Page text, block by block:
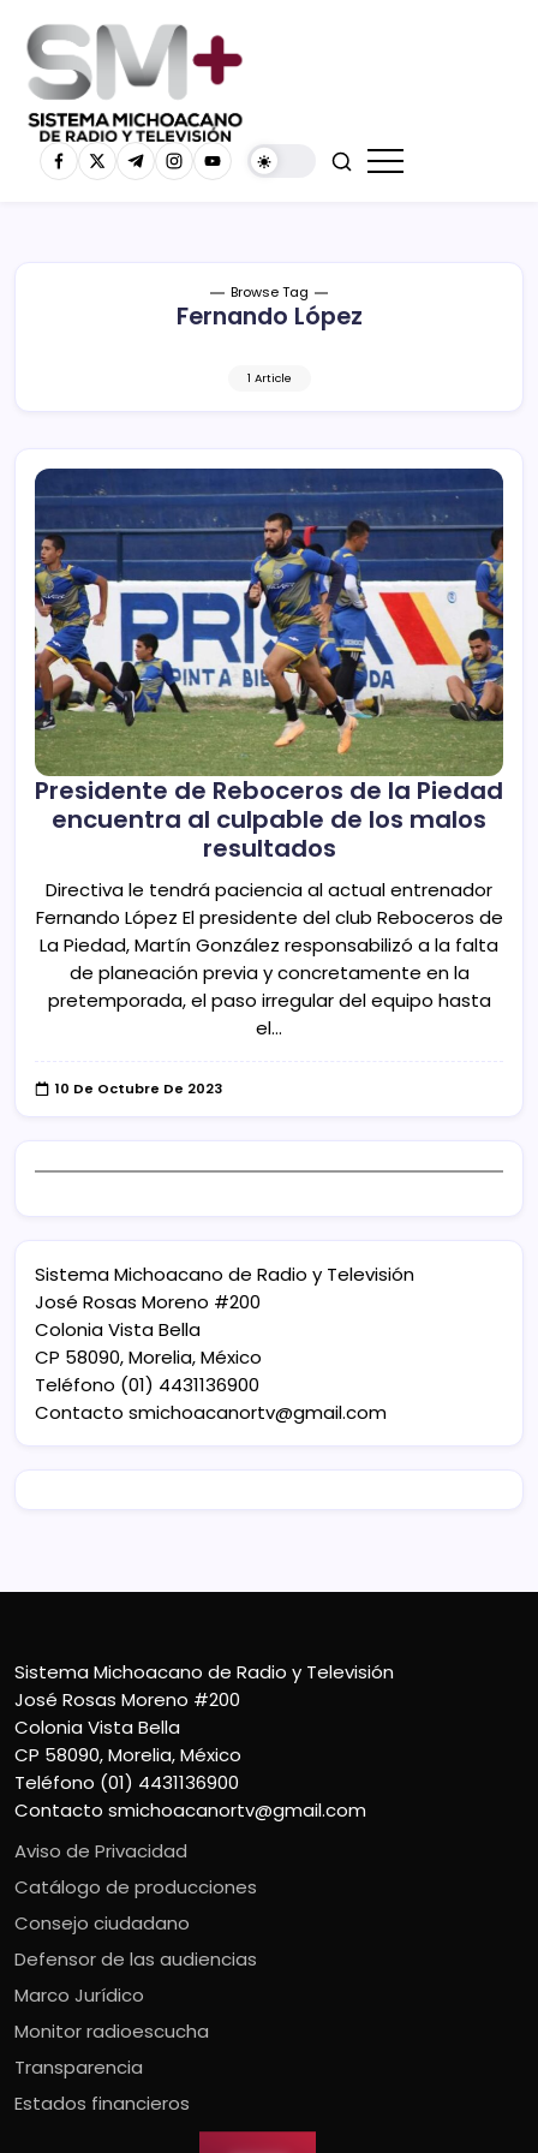
Browse Tag
Fernando López
1 Article
Presidente de Reboceros de la Piedad
encuentra al culpable de los malos
resultados
Directiva le tendrá paciencia al actual entrenador
Fernando López El presidente del club Reboceros de
La Piedad, Martín González responsabilizó a la falta
de planeación previa y concretamente en la
pretemporada, el paso irregular del equipo hasta
el…
10 De Octubre De 2023
Sistema Michoacano de Radio y Televisión
José Rosas Moreno #200
Colonia Vista Bella
CP 58090, Morelia, México
Teléfono (01) 4431136900
Contacto smichoacanortv@gmail.com
Sistema Michoacano de Radio y Televisión
José Rosas Moreno #200
Colonia Vista Bella
CP 58090, Morelia, México
Teléfono (01) 4431136900
Contacto smichoacanortv@gmail.com
Aviso de Privacidad
Catálogo de producciones
Consejo ciudadano
Defensor de las audiencias
Marco Jurídico
Monitor radioescucha
Transparencia
Estados financieros